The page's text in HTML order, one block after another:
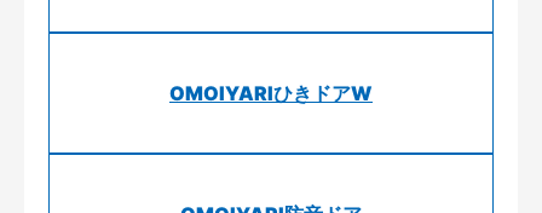
OMOIYARIひきドアW